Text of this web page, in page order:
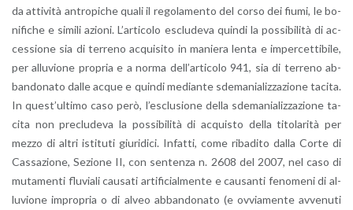
da at­ti­vi­tà an­tro­pi­che quali il re­go­la­men­to del corso dei fiumi, le bo­
ni­fi­che e si­mi­li azio­ni. L’ar­ti­co­lo esclu­de­va quin­di la pos­si­bi­li­tà di ac­
ces­sio­ne sia di ter­re­no ac­qui­si­to in ma­nie­ra lenta e im­per­cet­ti­bi­le,
per al­lu­vio­ne pro­pria e a norma del­l’ar­ti­co­lo 941, sia di ter­re­no ab­
ban­do­na­to dalle acque e quin­di me­dian­te sde­ma­nia­liz­za­zio­ne ta­ci­ta.
In que­st’ul­ti­mo caso però, l’e­sclu­sio­ne della sde­ma­nia­liz­za­zio­ne ta­
ci­ta non pre­clu­de­va la pos­si­bi­li­tà di ac­qui­sto della ti­to­la­ri­tà per
mezzo di altri isti­tu­ti giu­ri­di­ci. In­fat­ti, come ri­ba­di­to dalla Corte di
Cas­sa­zio­ne, Se­zio­ne II, con sen­ten­za n. 2608 del 2007, nel caso di
mu­ta­men­ti flu­via­li cau­sa­ti ar­ti­fi­cial­men­te e cau­san­ti fe­no­me­ni di al­
lu­vio­ne im­pro­pria o di alveo ab­ban­do­na­to (e ov­via­men­te av­ve­nu­ti